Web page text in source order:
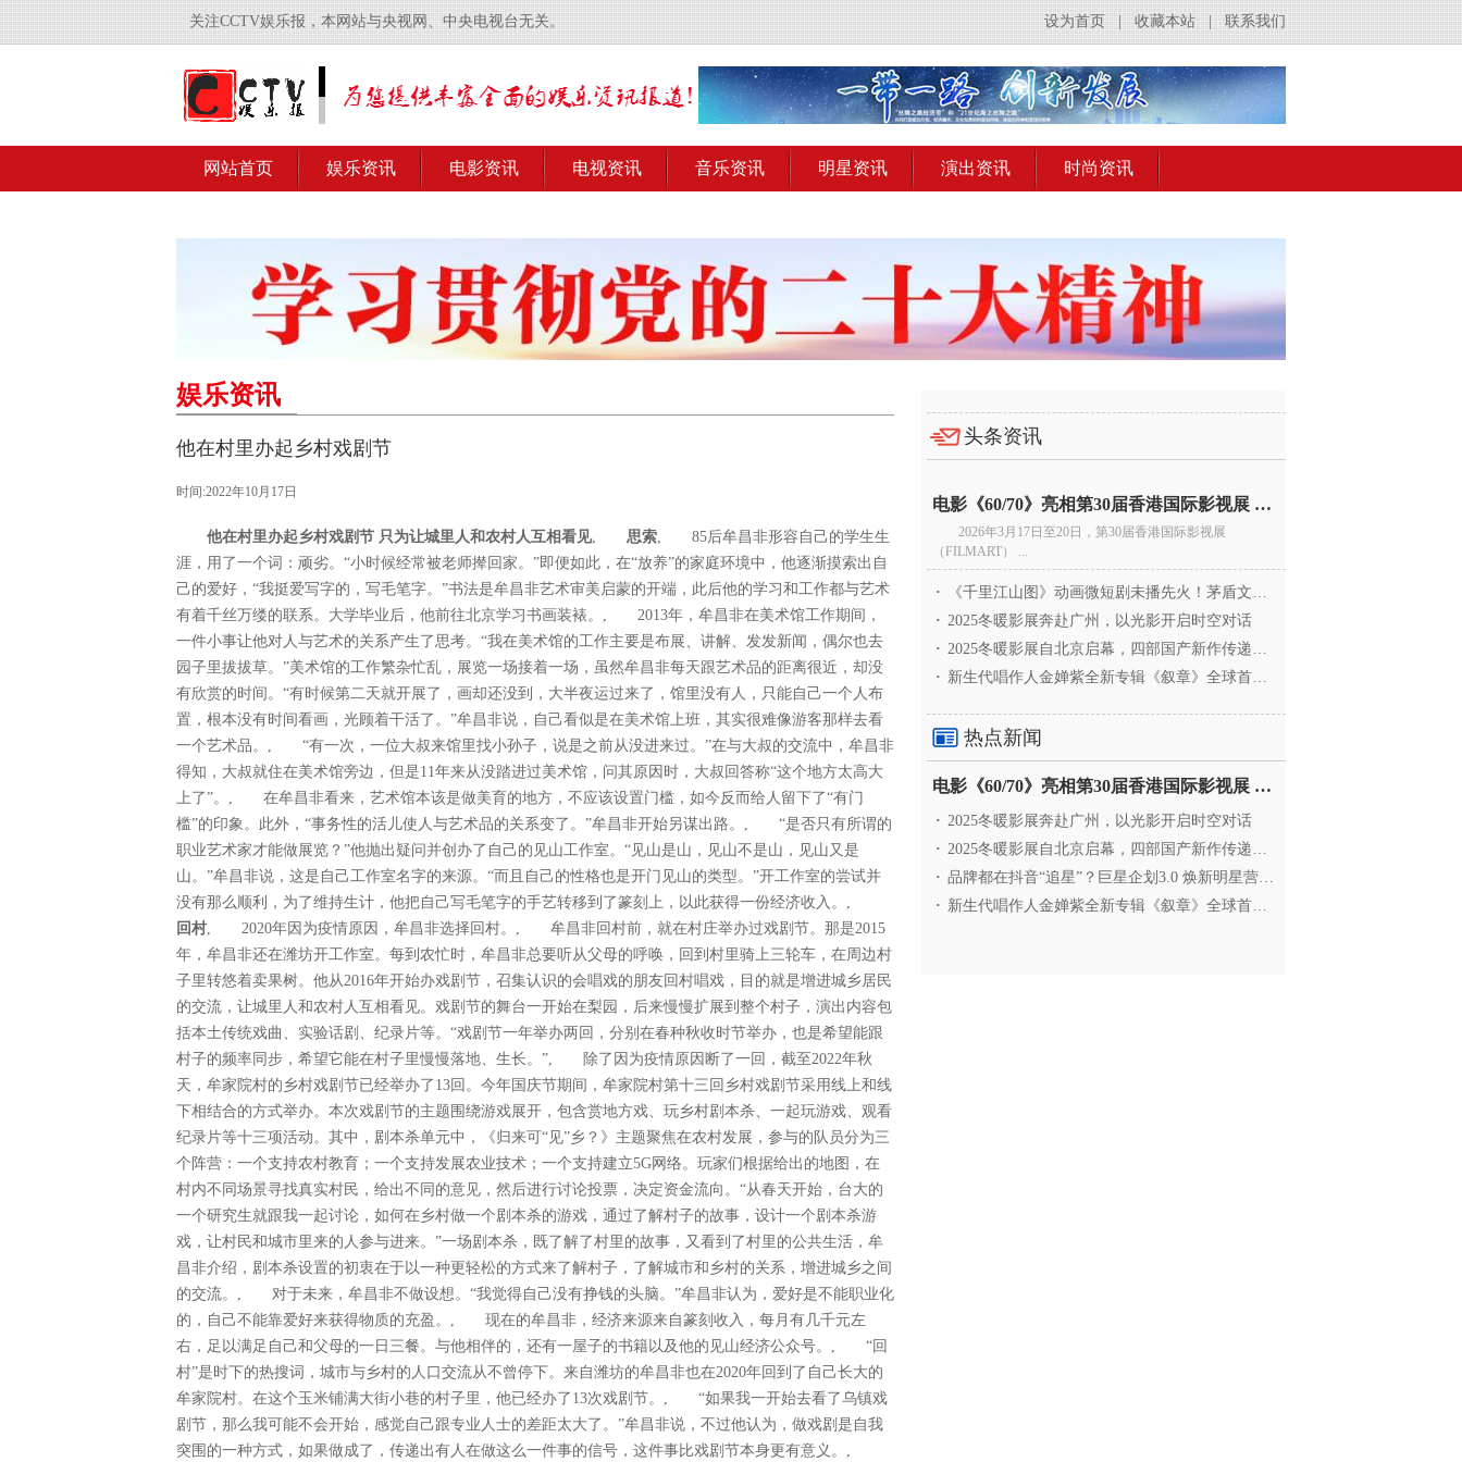
关注CCTV娱乐报，本网站与央视网、中央电视台无关。 联系我们
收藏本站
设为首页
网站首页 娱乐资讯 电影资讯 电视资讯 音乐资讯 明星资讯 演出资讯 时尚资讯
娱乐资讯
他在村里办起乡村戏剧节
时间:2022年10月17日
他在村里办起乡村戏剧节 只为让城里人和农村人互相看见, 思索, 85后牟昌非形容自己的学生生
涯，用了一个词：顽劣。“小时候经常被老师撵回家。”即便如此，在“放养”的家庭环境中，他逐渐摸索出自
己的爱好，“我挺爱写字的，写毛笔字。”书法是牟昌非艺术审美启蒙的开端，此后他的学习和工作都与艺术
有着千丝万缕的联系。大学毕业后，他前往北京学习书画装裱。, 2013年，牟昌非在美术馆工作期间，
一件小事让他对人与艺术的关系产生了思考。“我在美术馆的工作主要是布展、讲解、发发新闻，偶尔也去
园子里拔拔草。”美术馆的工作繁杂忙乱，展览一场接着一场，虽然牟昌非每天跟艺术品的距离很近，却没
有欣赏的时间。“有时候第二天就开展了，画却还没到，大半夜运过来了，馆里没有人，只能自己一个人布
置，根本没有时间看画，光顾着干活了。”牟昌非说，自己看似是在美术馆上班，其实很难像游客那样去看
一个艺术品。, “有一次，一位大叔来馆里找小孙子，说是之前从没进来过。”在与大叔的交流中，牟昌非
得知，大叔就住在美术馆旁边，但是11年来从没踏进过美术馆，问其原因时，大叔回答称“这个地方太高大
上了”。, 在牟昌非看来，艺术馆本该是做美育的地方，不应该设置门槛，如今反而给人留下了“有门
槛”的印象。此外，“事务性的活儿使人与艺术品的关系变了。”牟昌非开始另谋出路。, “是否只有所谓的
职业艺术家才能做展览？”他抛出疑问并创办了自己的见山工作室。“见山是山，见山不是山，见山又是
山。”牟昌非说，这是自己工作室名字的来源。“而且自己的性格也是开门见山的类型。”开工作室的尝试并
没有那么顺利，为了维持生计，他把自己写毛笔字的手艺转移到了篆刻上，以此获得一份经济收入。,
回村, 2020年因为疫情原因，牟昌非选择回村。, 牟昌非回村前，就在村庄举办过戏剧节。那是2015
年，牟昌非还在潍坊开工作室。每到农忙时，牟昌非总要听从父母的呼唤，回到村里骑上三轮车，在周边村
子里转悠着卖果树。他从2016年开始办戏剧节，召集认识的会唱戏的朋友回村唱戏，目的就是增进城乡居民
的交流，让城里人和农村人互相看见。戏剧节的舞台一开始在梨园，后来慢慢扩展到整个村子，演出内容包
括本土传统戏曲、实验话剧、纪录片等。“戏剧节一年举办两回，分别在春种秋收时节举办，也是希望能跟
村子的频率同步，希望它能在村子里慢慢落地、生长。”, 除了因为疫情原因断了一回，截至2022年秋
天，牟家院村的乡村戏剧节已经举办了13回。今年国庆节期间，牟家院村第十三回乡村戏剧节采用线上和线
下相结合的方式举办。本次戏剧节的主题围绕游戏展开，包含赏地方戏、玩乡村剧本杀、一起玩游戏、观看
纪录片等十三项活动。其中，剧本杀单元中，《归来可“见”乡？》主题聚焦在农村发展，参与的队员分为三
个阵营：一个支持农村教育；一个支持发展农业技术；一个支持建立5G网络。玩家们根据给出的地图，在
村内不同场景寻找真实村民，给出不同的意见，然后进行讨论投票，决定资金流向。“从春天开始，台大的
一个研究生就跟我一起讨论，如何在乡村做一个剧本杀的游戏，通过了解村子的故事，设计一个剧本杀游
戏，让村民和城市里来的人参与进来。”一场剧本杀，既了解了村里的故事，又看到了村里的公共生活，牟
昌非介绍，剧本杀设置的初衷在于以一种更轻松的方式来了解村子，了解城市和乡村的关系，增进城乡之间
的交流。, 对于未来，牟昌非不做设想。“我觉得自己没有挣钱的头脑。”牟昌非认为，爱好是不能职业化
的，自己不能靠爱好来获得物质的充盈。, 现在的牟昌非，经济来源来自篆刻收入，每月有几千元左
右，足以满足自己和父母的一日三餐。与他相伴的，还有一屋子的书籍以及他的见山经济公众号。, “回
村”是时下的热搜词，城市与乡村的人口交流从不曾停下。来自潍坊的牟昌非也在2020年回到了自己长大的
牟家院村。在这个玉米铺满大街小巷的村子里，他已经办了13次戏剧节。, “如果我一开始去看了乌镇戏
剧节，那么我可能不会开始，感觉自己跟专业人士的差距太大了。”牟昌非说，不过他认为，做戏剧是自我
突围的一种方式，如果做成了，传递出有人在做这么一件事的信号，这件事比戏剧节本身更有意义。,
头条资讯
电影《60/70》亮相第30届香港国际影视展 冲刺戛纳备
2026年3月17日至20日，第30届香港国际影视展
（FILMART） ...
·
《千里江山图》动画微短剧未播先火！茅盾文学奖IP首
· 2025冬暖影展奔赴广州，以光影开启时空对话
· 2025冬暖影展自北京启幕，四部国产新作传递银幕温情
· 新生代唱作人金婵紫全新专辑《叙章》全球首发，颠覆
热点新闻
电影《60/70》亮相第30届香港国际影视展 冲刺戛纳备
· 2025冬暖影展奔赴广州，以光影开启时空对话
· 2025冬暖影展自北京启幕，四部国产新作传递银幕温情
· 品牌都在抖音“追星”？巨星企划3.0 焕新明星营销，让
· 新生代唱作人金婵紫全新专辑《叙章》全球首发，颠覆